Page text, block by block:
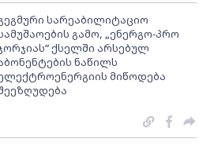
სარეაბილიტაციო
გამო, „ენერგო-პრო
ქსელში არსებულ
ნაწილს
მიწოდება